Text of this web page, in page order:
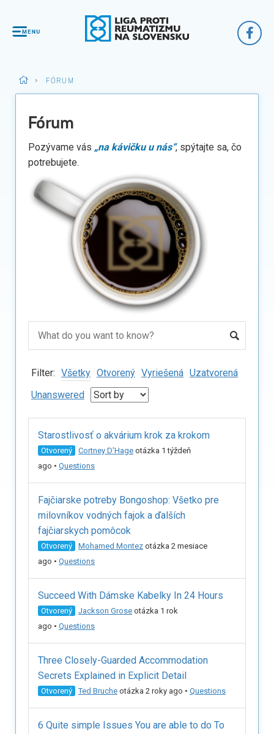
> FÓRUM
Fórum
Pozývame vás „na kávičku u nás“, spýtajte sa, čo
potrebujete.
Filter: Všetky Otvorený Vyriešená Uzatvorená
Unanswered
Starostlivosť o akvárium krok za krokom
Otvorený Cortney D'Hage otázka 1 týždeň
ago • Questions
Fajčiarske potreby Bongoshop: Všetko pre
milovníkov vodných fajok a ďalších
fajčiarskych pomôcok
Otvorený Mohamed Montez otázka 2 mesiace
ago • Questions
Succeed With Dámske Kabelky In 24 Hours
Otvorený Jackson Grose otázka 1 rok
ago • Questions
Three Closely-Guarded Accommodation
Secrets Explained in Explicit Detail
Otvorený Ted Bruche otázka 2 roky ago • Questions
6 Quite simple Issues You are able to do To